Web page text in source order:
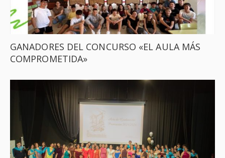
GANADORES DEL CONCURSO «EL AULA MÁS
COMPROMETIDA»